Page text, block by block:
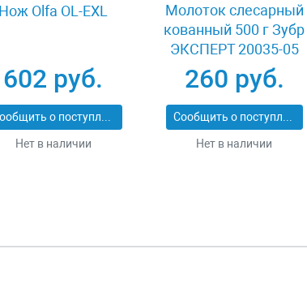
Нож Olfa OL-EXL
602 руб.
Сообщить о поступлении
Нет в наличии
Молоток слесарный
кованный 500 г Зубр
ЭКСПЕРТ 20035-05
260 руб.
Сообщить о поступлении
Нет в наличии